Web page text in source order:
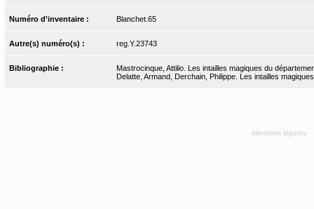
Numéro d'inventaire : Blanchet.65
Autre(s) numéro(s) : reg.Y.23743
Bibliographie :
Mastrocinque, Attilio. Les intailles magiques du
Delatte, Armand, Derchain, Philippe. Les intailles
Mentions légales